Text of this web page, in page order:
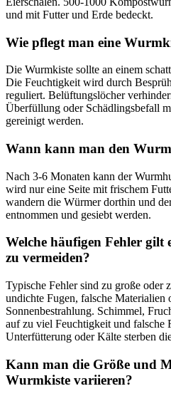
und mit Futter und Erde bedeckt.
Wie pflegt man eine
Die Wurmkiste sollte an einem
Die Feuchtigkeit wird durch
reguliert. Belüftungslöcher
Überfüllung oder Schädlingsbefall
gereinigt werden.
Wann kann man den
Nach 3-6 Monaten kann der
wird nur eine Seite mit frischem
wandern die Würmer dorthin und
entnommen und gesiebt werden.
Welche häufigen Fehler gilt
zu vermeiden?
Typische Fehler sind zu große oder
undichte Fugen, falsche Materialien
Sonnenbestrahlung. Schimmel,
auf zu viel Feuchtigkeit und falsche
Unterfütterung oder Kälte sterben
Kann man die Größe und
Wurmkiste variieren?